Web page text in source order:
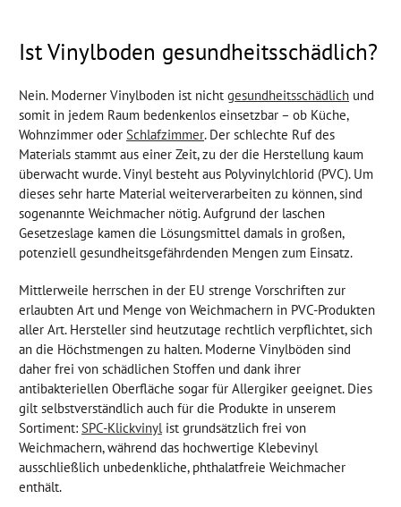
Ist Vinylboden gesundheitsschädlich?
Nein. Moderner Vinylboden ist nicht gesundheitsschädlich und
somit in jedem Raum bedenkenlos einsetzbar – ob Küche,
Wohnzimmer oder Schlafzimmer. Der schlechte Ruf des
Materials stammt aus einer Zeit, zu der die Herstellung kaum
überwacht wurde. Vinyl besteht aus Polyvinylchlorid (PVC). Um
dieses sehr harte Material weiterverarbeiten zu können, sind
sogenannte Weichmacher nötig. Aufgrund der laschen
Gesetzeslage kamen die Lösungsmittel damals in großen,
potenziell gesundheitsgefährdenden Mengen zum Einsatz.
Mittlerweile herrschen in der EU strenge Vorschriften zur
erlaubten Art und Menge von Weichmachern in PVC-Produkten
aller Art. Hersteller sind heutzutage rechtlich verpflichtet, sich
an die Höchstmengen zu halten. Moderne Vinylböden sind
daher frei von schädlichen Stoffen und dank ihrer
antibakteriellen Oberfläche sogar für Allergiker geeignet. Dies
gilt selbstverständlich auch für die Produkte in unserem
Sortiment: SPC-Klickvinylist grundsätzlich frei von
Weichmachern, während das hochwertige Klebevinyl
ausschließlich unbedenkliche, phthalatfreie Weichmacher
enthält.